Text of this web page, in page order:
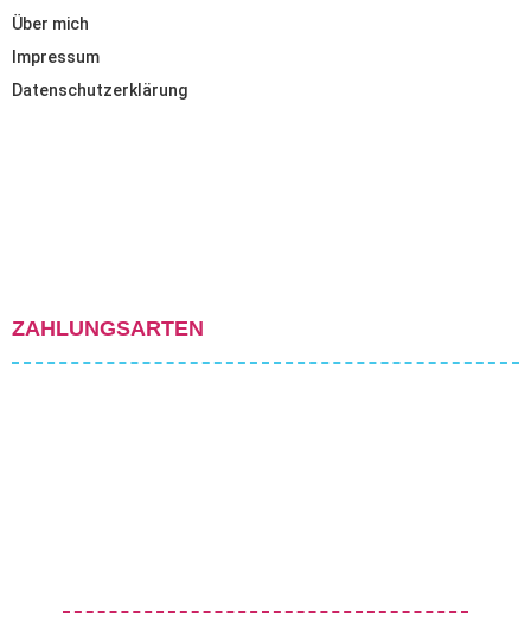
Über mich
Impressum
Datenschutzerklärung
ZAHLUNGSARTEN